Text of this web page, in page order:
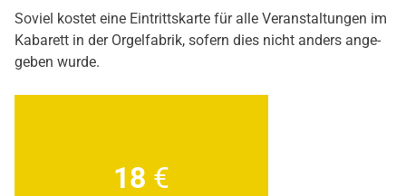
Soviel kos­tet eine Ein­tritts­kar­te für alle Ver­an­stal­tun­gen im
Kaba­rett in der Orgel­fa­brik, sofern dies nicht anders ange­
ge­ben wur­de.
18 €